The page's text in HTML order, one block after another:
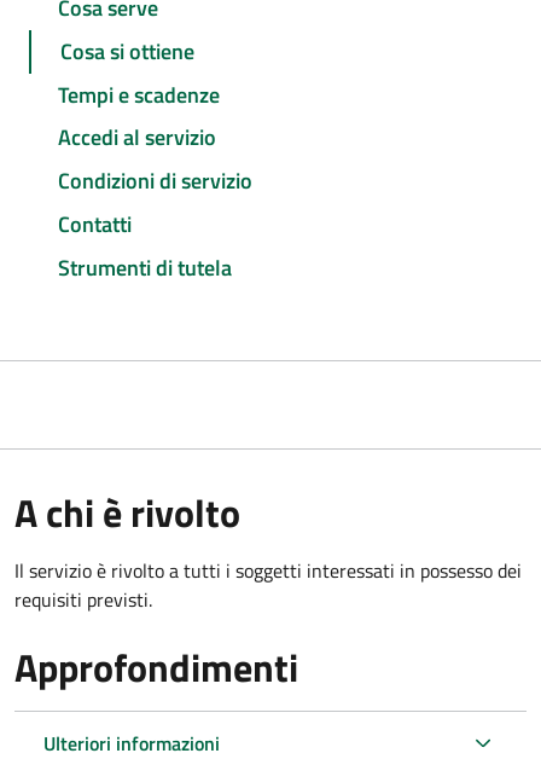
Cosa serve
Cosa si ottiene
Tempi e scadenze
Accedi al servizio
Condizioni di servizio
Contatti
Strumenti di tutela
A chi è rivolto
Il servizio è rivolto a tutti i soggetti interessati in possesso dei
requisiti previsti.
Approfondimenti
Ulteriori informazioni